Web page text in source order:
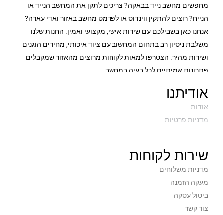
מחפשים מחשב נייד בבאקה? צריכים לתקן את המחשב הנייד או
הנייח? רוצים להתקין ווינדוס או לפרמט מחשב באזור ואדי עארה?
אנחנו כאן בשבילכם עם שירות אישי, מקצועי ואמין. החנות שלנו
משלבת ניסיון רב בתחום המחשוב עם ציוד איכותי, מחירים הוגנים
ושירות מהיר. הצטרפו למאות לקוחות מרוצים מהאזור שמקבלים
פתרונות אמיתיים לכל בעיה במחשב.
אודיתנו
אודות
מדניות פרטיות
שירות לקוחות
מדניות משלוחים
מעקה הזמנה
ביטול עסקה
צור קשר